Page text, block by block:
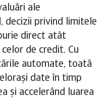
ale
decizii privind limitele
direct atât
de credit. Cu
automate, toată
date în timp
și accelerând luarea